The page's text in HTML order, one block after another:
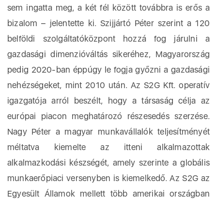
sem ingatta meg, a két fél között továbbra is erős a
bizalom – jelentette ki. Szijjártó Péter szerint a 120
belföldi szolgáltatóközpont hozzá fog járulni a
gazdasági dimenzióváltás sikeréhez, Magyarország
pedig 2020-ban éppúgy le fogja győzni a gazdasági
nehézségeket, mint 2010 után. Az S2G Kft. operatív
igazgatója arról beszélt, hogy a társaság célja az
európai piacon meghatározó részesedés szerzése.
Nagy Péter a magyar munkavállalók teljesítményét
méltatva kiemelte az itteni alkalmazottak
alkalmazkodási készségét, amely szerinte a globális
munkaerőpiaci versenyben is kiemelkedő. Az S2G az
Egyesült Államok mellett több amerikai országban